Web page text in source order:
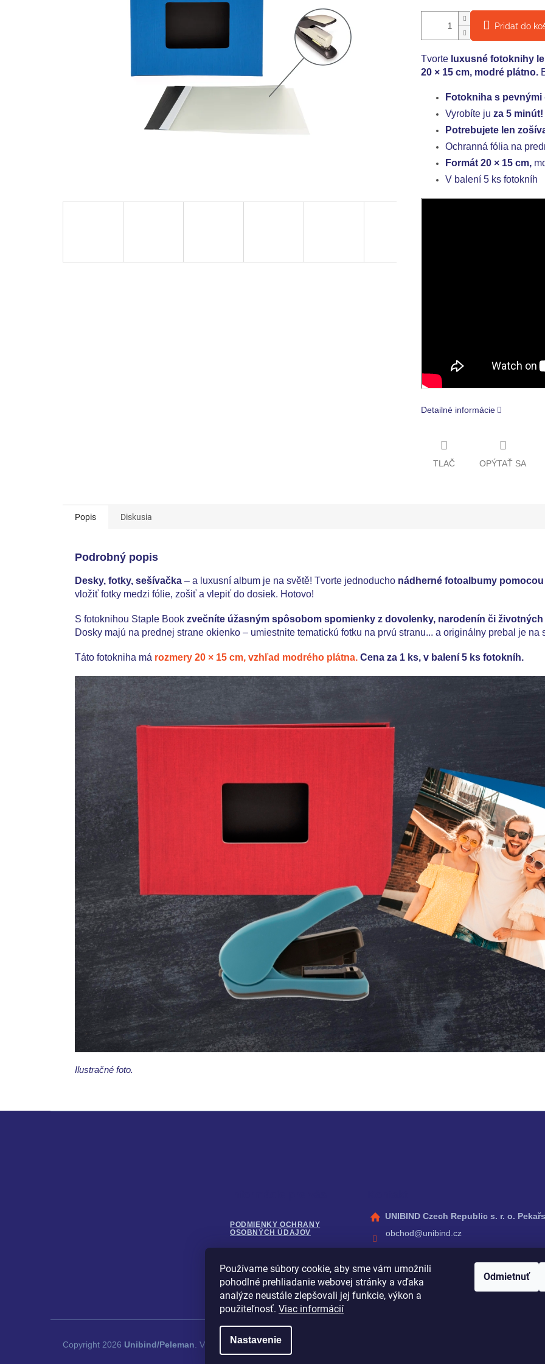
Používame súbory cookie, aby sme vám umožnili
pohodlné prehliadanie webovej stránky a vďaka
analýze neustále zlepšovali jej funkcie, výkon a
použiteľnosť. Viac informácií
Nastavenie
Odmietnuť
Pridať do
Tvorte luxusné fotoknihy
20 × 15 cm, modré plátno.
Fotokniha s pevnými
Vyrobíte ju za 5 minút!
Potrebujete len
Ochranná fólia na
Formát 20 × 15 cm,
V balení 5 ks fotokníh
Detailné informácie
TLAČ OPÝTAŤ SA
Popis Diskusia
Podrobný popis
Desky, fotky, sešívačka – a luxusní album je na světě! Tvorte jednoducho nádherné fotoalbumy
vložiť fotky medzi fólie, zošiť a vlepiť do dosiek. Hotovo!
S fotoknihou Staple Book zvečníte úžasným spôsobom spomienky z dovolenky, narodenín či
Dosky majú na prednej strane okienko – umiestnite tematickú fotku na prvú stranu... a originálny prebal je na
Táto fotokniha má rozmery 20 × 15 cm, vzhľad modrého plátna. Cena za 1 ks, v balení 5 ks fotokníh.
Ilustračné foto.
PODMIENKY OCHRANY
OSOBNÝCH ÚDAJOV
OBCHODNÉ PODMIENKY
UNIBIND Czech Republic s. r. o.
obchod@unibind.cz
+420 273 134 190
Facebook
peleman_cz
YouTube
Copyright 2026 Unibind/Peleman . Všetky práva vyhradené.